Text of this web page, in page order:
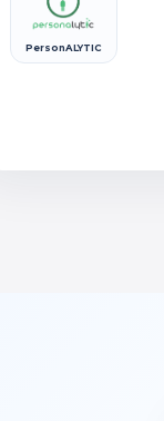
PersonALYTIC